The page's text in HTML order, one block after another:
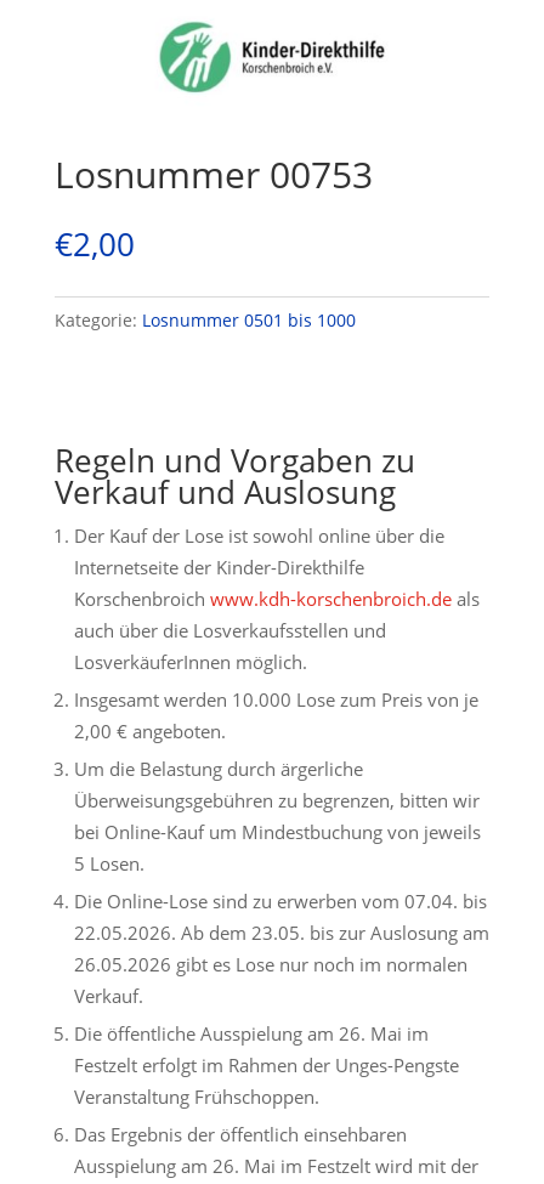
Losnummer 00753
€2,00
Kategorie: Losnummer 0501 bis 1000
Regeln und Vorgaben zu
Verkauf und Auslosung
Der Kauf der Lose ist sowohl online über die
Internetseite der Kinder-Direkthilfe
Korschenbroich www.kdh-korschenbroich.deals
auch über die Losverkaufsstellen und
LosverkäuferInnen möglich.
Insgesamt werden 10.000 Lose zum Preis von je
2,00 € angeboten.
Um die Belastung durch ärgerliche
Überweisungsgebühren zu begrenzen, bitten wir
bei Online-Kauf um Mindestbuchung von jeweils
5 Losen.
Die Online-Lose sind zu erwerben vom 07.04. bis
22.05.2026. Ab dem 23.05. bis zur Auslosung am
26.05.2026 gibt es Lose nur noch im normalen
Verkauf.
Die öffentliche Ausspielung am 26. Mai im
Festzelt erfolgt im Rahmen der Unges-Pengste
Veranstaltung Frühschoppen.
Das Ergebnis der öffentlich einsehbaren
Ausspielung am 26. Mai im Festzelt wird mit der